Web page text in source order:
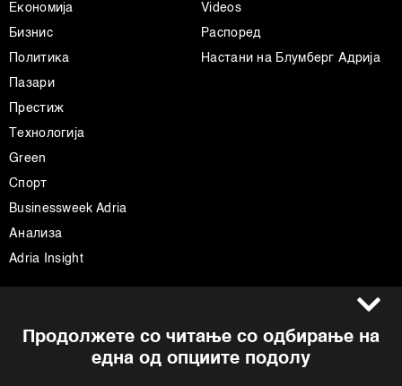
Продолжете со читање со одбирање на
една од опциите подолу
Економија
Бизнис
Политика
Пазари
Престиж
Технологија
Green
Спорт
Businessweek Adria
Анализа
Adria Insight
Videos
Распоред
Настани на Блумберг Адрија
Импресум
Политика на приватност
Facebook
Instagram